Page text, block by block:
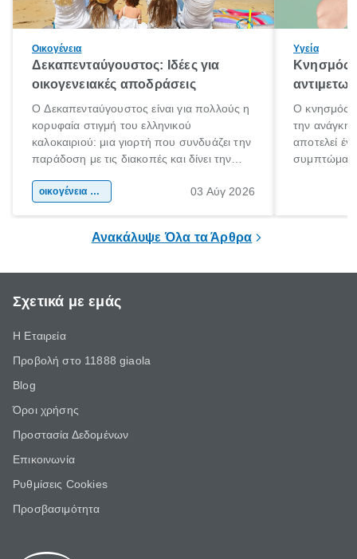
Οικογένεια
Δεκαπενταύγουστος: Ιδέες για
οικογενειακές αποδράσεις
Ο Δεκαπενταύγουστος είναι για πολλούς η
κορυφαία στιγμή του ελληνικού
καλοκαιριού: μια γιορτή που συνδυάζει την
παράδοση με τις διακοπές και δίνει την
χώρας. Είτε πρόκειται για λίγες μέρες
οικογένεια & παιδί 03 Αύγ 2026
Υγεία
Κνησμός:
Ο κνησμός
την ανάγκη
αποτελεί
Ανακάλυψε Όλα τα Άρθρα
Σχετικά με εμάς
Η Εταιρεία
Προβολή στο 11888 giaola
Blog
Όροι χρήσης
Προστασία Δεδομένων
Επικοινωνία
Ρυθμίσεις Cookies
Προσβασιμότητα